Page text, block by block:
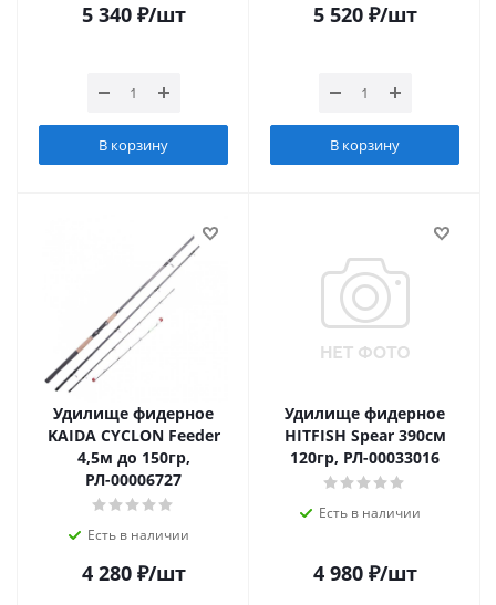
5 340₽/шт
В корзину
5 520₽/шт
В корзину
Удилище фидерное
KAIDA CYCLON Feeder
4,5м до 150гр,
РЛ-00006727
Есть в наличии
4 280₽/шт
Удилище фидерное
HITFISH Spear 390см
120гр, РЛ-00033016
Есть в наличии
4 980₽/шт